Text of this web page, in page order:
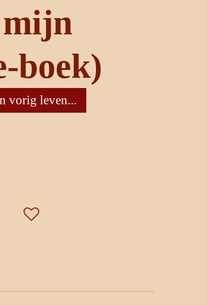
mijn
boek)
vorig leven...